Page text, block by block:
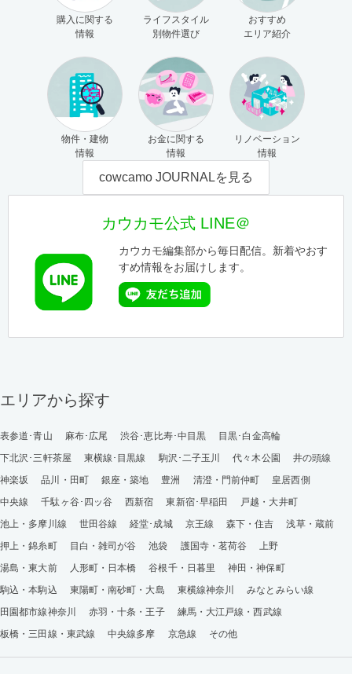
購入に関する
情報
ライフスタイル
別物件選び
おすすめ
エリア紹介
物件・建物
情報
お金に関する
情報
リノベーション
情報
cowcamo JOURNALを見る
カウカモ公式 LINE＠
カウカモ編集部から毎日配信。新着やおす
すめ情報をお届けします。
エリアから探す
表参道･青山 麻布･広尾 渋谷･恵比寿･中目黒
目黒･白金高輪
下北沢･三軒茶屋
東横線･目黒線 駒沢･二子玉川 代々木公園
井の頭線
神楽坂
品川・田町 銀座・築地 豊洲 清澄・門前仲町
皇居西側
中央線
千駄ヶ谷･四ッ谷 西新宿 東新宿･早稲田
戸越・大井町
池上・多摩川線
世田谷線 経堂･成城 京王線 森下・住吉
浅草・蔵前
押上・錦糸町
目白・雑司が谷 池袋 護国寺・茗荷谷
上野
湯島・東大前
人形町・日本橋 谷根千・日暮里
神田・神保町
駒込・本駒込
東陽町・南砂町・大島 東横線神奈川
みなとみらい線
田園都市線神奈川
赤羽・十条・王子
練馬・大江戸線・西武線
板橋・三田線・東武線
中央線多摩 京急線 その他